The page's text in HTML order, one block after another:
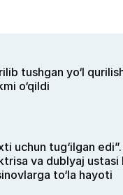
tushgan yo‘l
o‘qildi
uchun tug‘ilgan
va dublyaj ustasi
to‘la hayoti